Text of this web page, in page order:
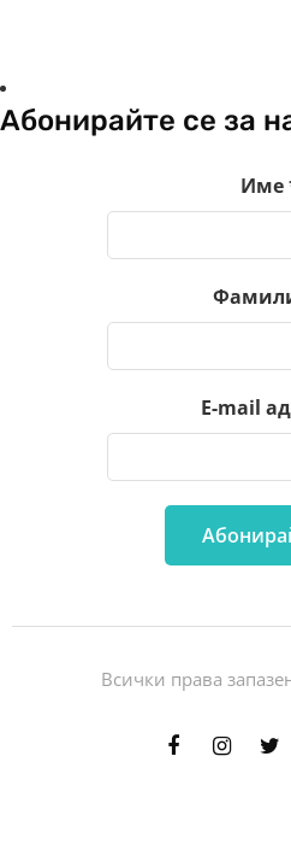
Абонирайте се за
Име
E-mail
Всички права